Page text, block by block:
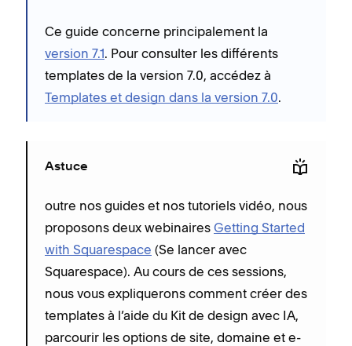
Ce guide concerne principalement la
version 7.1. Pour consulter les différents
templates de la version 7.0, accédez à
Templates et design dans la version 7.0.
Astuce
outre nos guides et nos tutoriels vidéo, nous
proposons deux webinaires Getting Started
with Squarespace (Se lancer avec
Squarespace). Au cours de ces sessions,
nous vous expliquerons comment créer des
templates à l’aide du Kit de design avec IA,
parcourir les options de site, domaine et e-